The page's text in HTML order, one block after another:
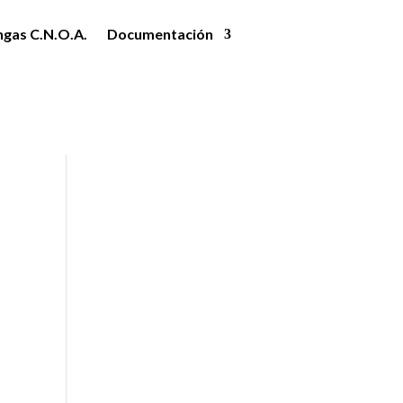
C.N.O.A. Documentación